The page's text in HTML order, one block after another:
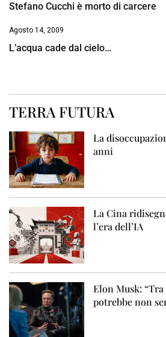
Stefano Cucchi è morto di carcere
Agosto 14, 2009
L’acqua cade dal cielo…
TERRA FUTURA
La
anni
La Cina
l’era dell’IA
Elon Musk:
potrebbe non